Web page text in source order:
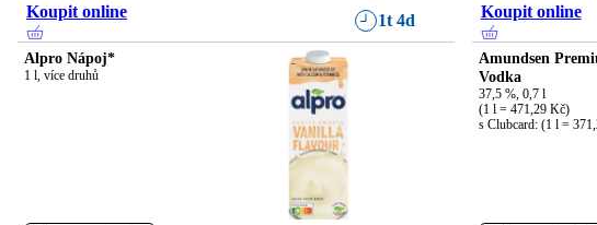
Koupit online 1t 4d
Alpro Nápoj*
1 l, více druhů
Koupit online
Amundsen
Vodka
37,5 %, 0,7 l
(1 l = 471,29 Kč)
s Clubcard: (1 l =